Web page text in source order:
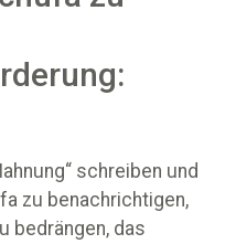
schreiben und
zu benachrichtigen,
bedrängen, das